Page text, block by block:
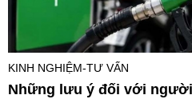
KINH NGHIỆM-TƯ VẤN
Những lưu ý đối với